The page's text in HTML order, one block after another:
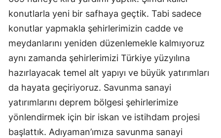
konutlarla yeni bir safhaya geçtik. Tabi sadece
konutlar yapmakla şehirlerimizin cadde ve
meydanlarını yeniden düzenlemekle kalmıyoruz
aynı zamanda şehirlerimizi Türkiye yüzyılına
hazırlayacak temel alt yapıyı ve büyük yatırımları
da hayata geçiriyoruz. Savunma sanayi
yatırımlarını deprem bölgesi şehirlerimize
yönlendirmek için bir iskan ve istihdam projesi
başlattık. Adıyaman’ımıza savunma sanayi